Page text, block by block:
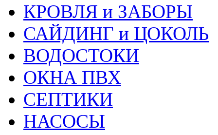
КРОВЛЯ и ЗАБОРЫ
САЙДИНГ и ЦОКОЛЬ
ВОДОСТОКИ
ОКНА ПВХ
СЕПТИКИ
НАСОСЫ